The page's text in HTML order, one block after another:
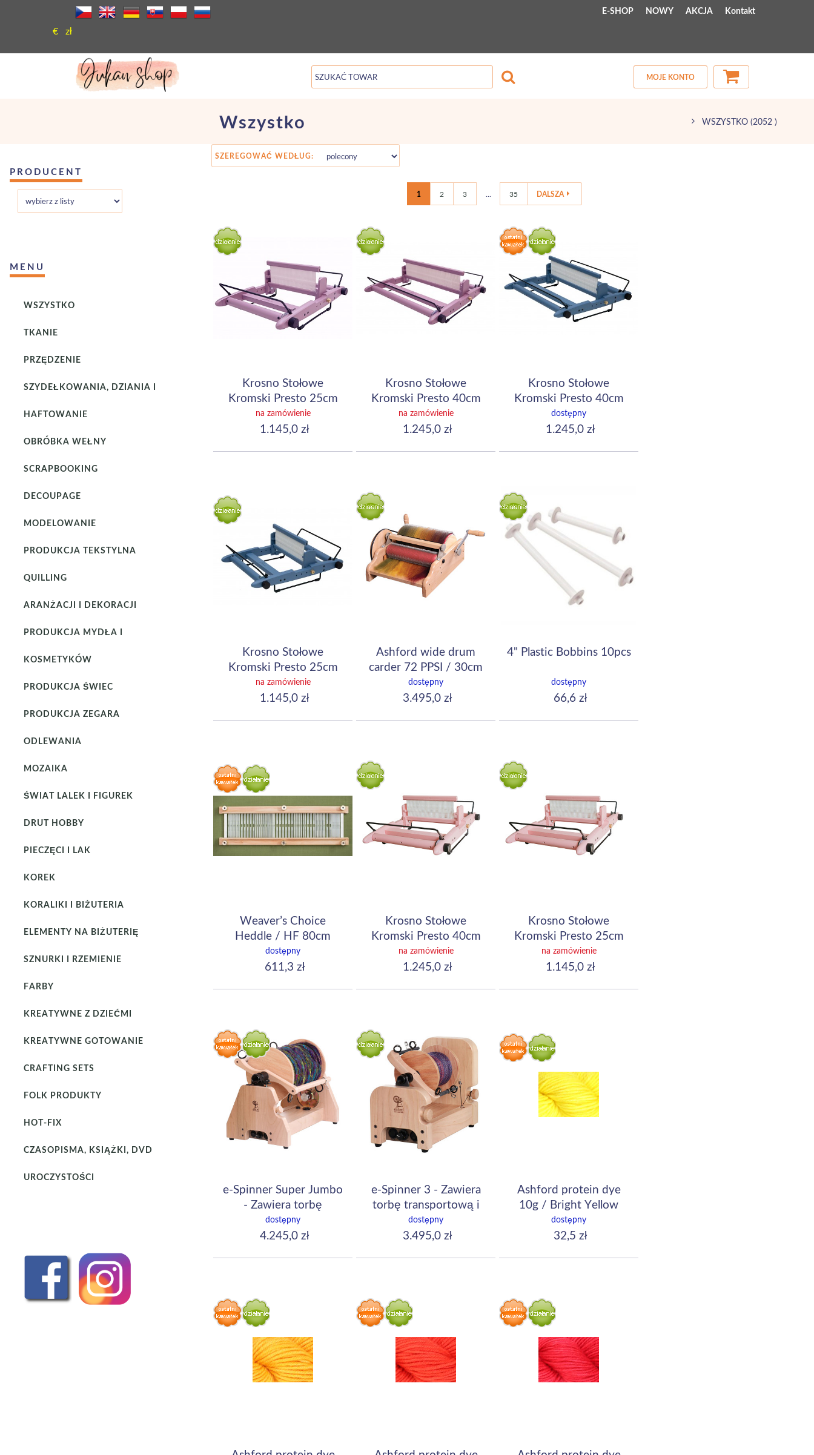
E-SHOP NOWY AKCJA Kontakt
€ zł
MOJE KONTO
PRODUCENT
MENU
WSZYSTKO
TKANIE
PRZĘDZENIE
SZYDEŁKOWANIA, DZIANIA I
HAFTOWANIE
OBRÓBKA WEŁNY
SCRAPBOOKING
DECOUPAGE
MODELOWANIE
PRODUKCJA TEKSTYLNA
QUILLING
ARANŻACJI I DEKORACJI
PRODUKCJA MYDŁA I
KOSMETYKÓW
PRODUKCJA ŚWIEC
PRODUKCJA ZEGARA
ODLEWANIA
MOZAIKA
ŚWIAT LALEK I FIGUREK
DRUT HOBBY
PIECZĘCI I LAK
KOREK
KORALIKI I BIŻUTERIA
ELEMENTY NA BIŻUTERIĘ
SZNURKI I RZEMIENIE
FARBY
KREATYWNE Z DZIEĆMI
KREATYWNE GOTOWANIE
CRAFTING SETS
FOLK PRODUKTY
HOT-FIX
CZASOPISMA, KSIĄŻKI, DVD
UROCZYSTOŚCI
WSZYSTKO (2052 )
Wszystko
SZEREGOWAĆ WEDŁUG:
1 2 3 ... 35 DALSZA
Krosno Stołowe
Kromski Presto 25cm
(10") Lavender
na zamówienie
1.145,0 zł
Krosno Stołowe
Kromski Presto 40cm
(16") Lavender
na zamówienie
1.245,0 zł
Krosno Stołowe
Kromski Presto 40cm
(16") Harbor Blue
dostępny
1.245,0 zł
Krosno Stołowe
Kromski Presto 25cm
(10") Harbor Blue
na zamówienie
1.145,0 zł
Ashford wide drum
carder 72 PPSI / 30cm
dostępny
3.495,0 zł
4" Plastic Bobbins 10pcs
dostępny
66,6 zł
Weaver’s Choice
Heddle / HF 80cm
dostępny
611,3 zł
Krosno Stołowe
Kromski Presto 40cm
(16") Light Pink
na zamówienie
1.245,0 zł
Krosno Stołowe
Kromski Presto 25cm
(10") Light Pink
na zamówienie
1.145,0 zł
e-Spinner Super Jumbo
- Zawiera torbę
transportową i
przełącznik nożny
dostępny
4.245,0 zł
e-Spinner 3 - Zawiera
torbę transportową i
przełącznik nożny
dostępny
3.495,0 zł
Ashford protein dye
10g / Bright Yellow
dostępny
32,5 zł